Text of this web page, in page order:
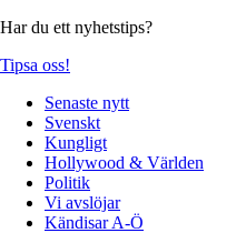
Har du ett nyhetstips?
Tipsa oss!
Senaste nytt
Svenskt
Kungligt
Hollywood & Världen
Politik
Vi avslöjar
Kändisar A-Ö